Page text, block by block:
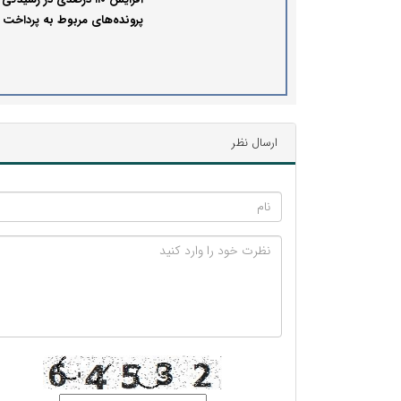
پرونده‌های مربوط به پرداخت
ارسال نظر